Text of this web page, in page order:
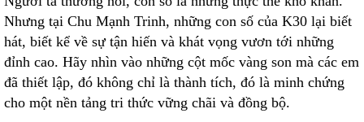
Nhưng tại Chu Mạnh Trinh, những con số của K30 lại biết
hát, biết kể về sự tận hiến và khát vọng vươn tới những
đỉnh cao. Hãy nhìn vào những cột mốc vàng son mà các em
đã thiết lập, đó không chỉ là thành tích, đó là minh chứng
cho một nền tảng tri thức vững chãi và đồng bộ.